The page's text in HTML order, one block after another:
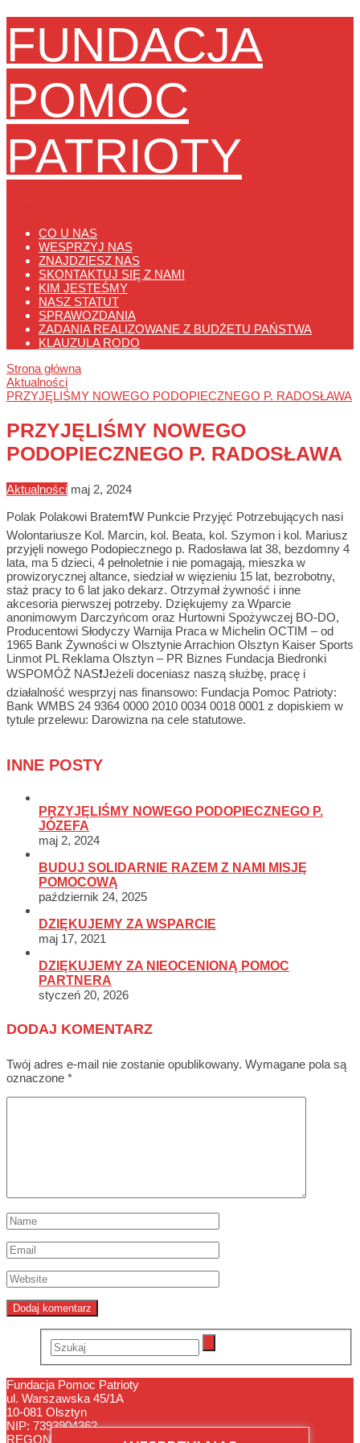
FUNDACJA
POMOC
PATRIOTY
CO U NAS
WESPRZYJ NAS
ZNAJDZIESZ NAS
SKONTAKTUJ SIĘ Z NAMI
KIM JESTEŚMY
NASZ STATUT
SPRAWOZDANIA
ZADANIA REALIZOWANE Z BUDŻETU PAŃSTWA
KLAUZULA RODO
Strona główna
Aktualności
PRZYJĘLIŚMY NOWEGO PODOPIECZNEGO P. RADOSŁAWA
PRZYJĘLIŚMY NOWEGO
PODOPIECZNEGO P. RADOSŁAWA
Aktualności maj 2, 2024
Polak Polakowi Bratem❗W Punkcie Przyjęć Potrzebujących nasi
Wolontariusze Kol. Marcin, kol. Beata, kol. Szymon i kol. Mariusz
przyjęli nowego Podopiecznego p. Radosława lat 38, bezdomny 4
lata, ma 5 dzieci, 4 pełnoletnie i nie pomagają, mieszka w
prowizorycznej altance, siedział w więzieniu 15 lat, bezrobotny,
staż pracy to 6 lat jako dekarz. Otrzymał żywność i inne
akcesoria pierwszej potrzeby. Dziękujemy za Wparcie
anonimowym Darczyńcom oraz Hurtowni Spożywczej BO-DO,
Producentowi Słodyczy Warnija Praca w Michelin OCTIM – od
1965 Bank Żywności w Olsztynie Arrachion Olsztyn Kaiser Sports
Linmot PL Reklama Olsztyn – PR Biznes Fundacja Biedronki
WSPOMÓŻ NAS❗Jeżeli doceniasz naszą służbę, pracę i
działalność wesprzyj nas finansowo: Fundacja Pomoc Patrioty:
Bank WMBS 24 9364 0000 2010 0034 0018 0001 z dopiskiem w
tytule przelewu: Darowizna na cele statutowe.
INNE POSTY
PRZYJĘLIŚMY NOWEGO PODOPIECZNEGO P.
JÓZEFA
maj 2, 2024
BUDUJ SOLIDARNIE RAZEM Z NAMI MISJĘ
POMOCOWĄ
październik 24, 2025
DZIĘKUJEMY ZA WSPARCIE
maj 17, 2021
DZIĘKUJEMY ZA NIEOCENIONĄ POMOC
PARTNERA
styczeń 20, 2026
DODAJ KOMENTARZ
Twój adres e-mail nie zostanie opublikowany. Wymagane pola są
oznaczone *
Fundacja Pomoc Patrioty
ul. Warszawska 45/1A
10-081 Olsztyn
NIP: 7393904362
REGON: 368521290